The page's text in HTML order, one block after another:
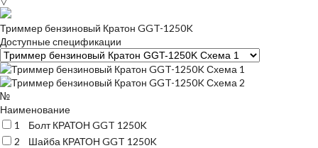
Триммер бензиновый Кратон GGT-1250K
Доступные спецификации
№
Наименование
1
Болт КРАТОН GGT 1250K
2
Шайба КРАТОН GGT 1250K